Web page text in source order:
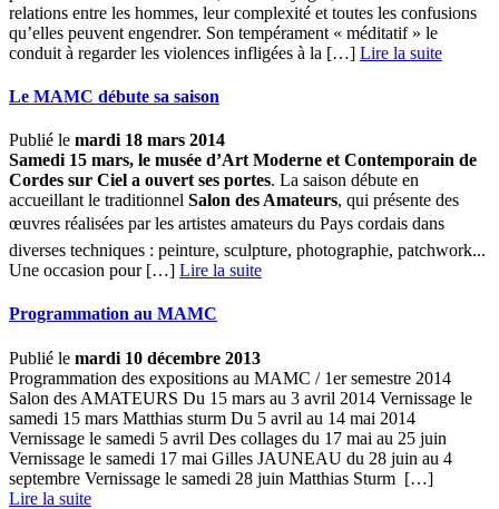
relations entre les hommes, leur complexité et toutes les confusions
qu’elles peuvent engendrer. Son tempérament « méditatif » le
conduit à regarder les violences infligées à la […] ­ Lire la suite
Le MAMC débute sa saison
Publié le mardi 18 mars 2014
Samedi 15 mars, le musée d’Art Moderne et Contemporain de
Cordes sur Ciel a ouvert ses portes. La saison débute en
accueillant le traditionnel Salon des Amateurs, qui présente des
œuvres réalisées par les artistes amateurs du Pays cordais dans
diverses techniques : peinture, sculpture, photographie, patchwork...
Une occasion pour […] ­ Lire la suite
Programmation au MAMC
Publié le mardi 10 décembre 2013
Programmation des expositions au MAMC / 1er semestre 2014
Salon des AMATEURS Du 15 mars au 3 avril 2014 Vernissage le
samedi 15 mars Matthias sturm Du 5 avril au 14 mai 2014
Vernissage le samedi 5 avril Des collages du 17 mai au 25 juin
Vernissage le samedi 17 mai Gilles JAUNEAU du 28 juin au 4
septembre Vernissage le samedi 28 juin Matthias Sturm […] ­
Lire la suite